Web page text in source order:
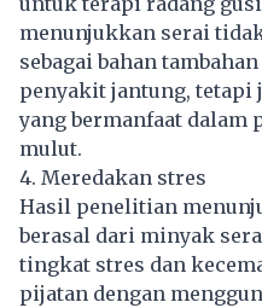
menunjukkan serai
sebagai bahan
penyakit jantung, tetapi
yang bermanfaat dalam
mulut.
4. Meredakan stres
Hasil penelitian
berasal dari minyak
tingkat stres dan
pijatan dengan